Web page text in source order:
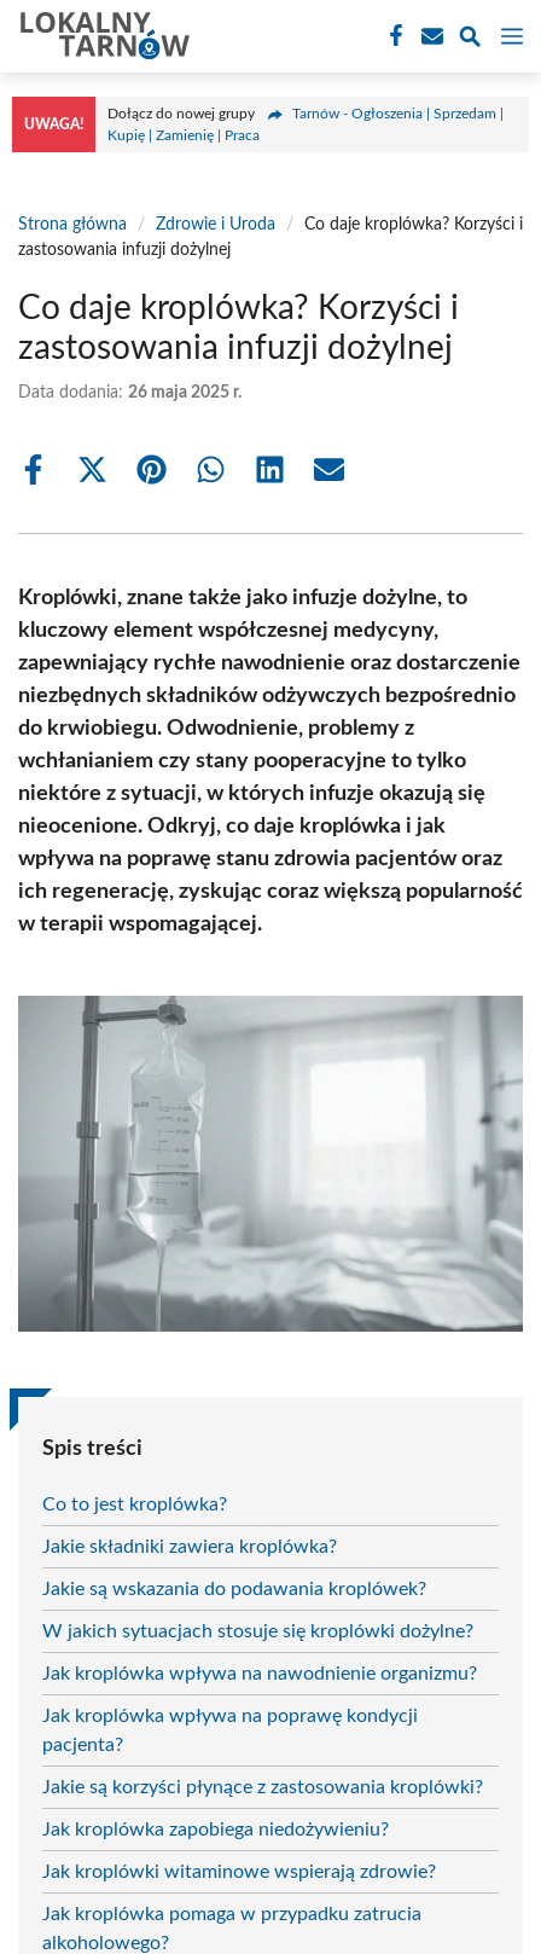
Przejdź
treści
UWAGA!
Dołącz do nowej grupy
Tarnów - Ogłoszenia | Sprzedam |
Kupię | Zamienię | Praca
Strona główna / Zdrowie i Uroda /
Co daje kroplówka? Korzyści i
zastosowania infuzji dożylnej
Co daje kroplówka? Korzyści i
zastosowania infuzji dożylnej
Data dodania: 26 maja 2025 r.
Share
Share
(Twitter)
Share Share Share Share
Kroplówki, znane także jako infuzje dożylne, to
kluczowy element współczesnej medycyny,
zapewniający rychłe nawodnienie oraz dostarczenie
niezbędnych składników odżywczych bezpośrednio
do krwiobiegu. Odwodnienie, problemy z
wchłanianiem czy stany pooperacyjne to tylko
niektóre z sytuacji, w których infuzje okazują się
nieocenione. Odkryj, co daje kroplówka i jak
wpływa na poprawę stanu zdrowia pacjentów oraz
ich regenerację, zyskując coraz większą popularność
w terapii wspomagającej.
Spis treści
Co to jest kroplówka?
Jakie składniki zawiera kroplówka?
Jakie są wskazania do podawania kroplówek?
W jakich sytuacjach stosuje się kroplówki dożylne?
Jak kroplówka wpływa na nawodnienie organizmu?
Jak kroplówka wpływa na poprawę kondycji
pacjenta?
Jakie są korzyści płynące z zastosowania kroplówki?
Jak kroplówka zapobiega niedożywieniu?
Jak kroplówki witaminowe wspierają zdrowie?
Jak kroplówka pomaga w przypadku zatrucia
alkoholowego?